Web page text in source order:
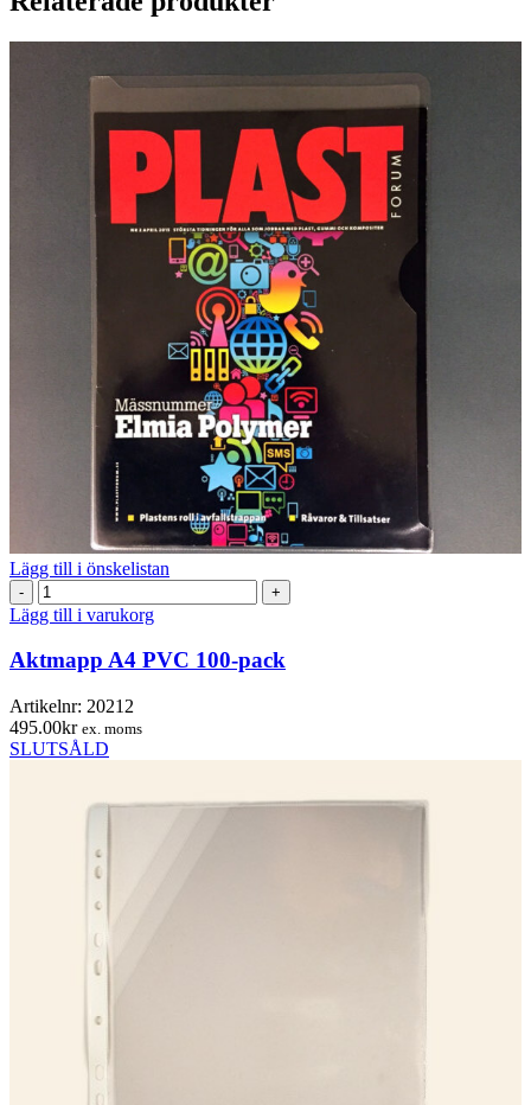
Lägg till i önskelistan
Aktmapp
A4
PVC
100-
pack
mängd
Lägg till i varukorg
Aktmapp A4 PVC 100-pack
Artikelnr: 20212
495.00kr ex. moms
SLUTSÅLD